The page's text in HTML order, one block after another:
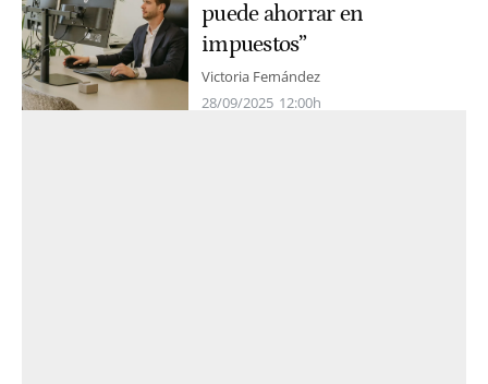
puede ahorrar en
impuestos”
Victoria Fernández
28/09/2025 12:00h